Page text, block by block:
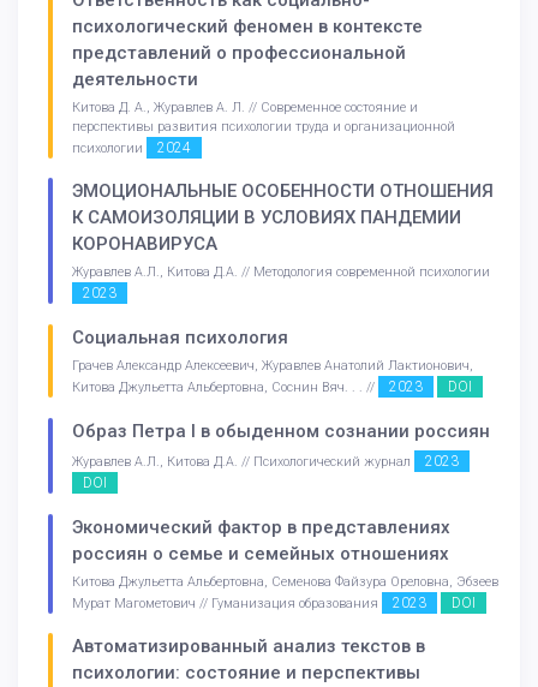
психологический феномен в контексте
представлений о профессиональной
деятельности
Китова Д. А., Журавлев А. Л. // Современное состояние и
перспективы развития психологии труда и организационной
психологии
2024
ЭМОЦИОНАЛЬНЫЕ ОСОБЕННОСТИ ОТНОШЕНИЯ
К САМОИЗОЛЯЦИИ В УСЛОВИЯХ ПАНДЕМИИ
КОРОНАВИРУСА
Журавлев А.Л., Китова Д.А. // Методология современной психологии
2023
Социальная психология
Грачев Александр Алексеевич, Журавлев Анатолий Лактионович,
Китова Джульетта Альбертовна, Соснин Вяч. . . //
2023 DOI
Образ Петра I в обыденном сознании россиян
Журавлев А.Л., Китова Д.А. // Психологический журнал
2023
DOI
Экономический фактор в представлениях
россиян о семье и семейных отношениях
Китова Джульетта Альбертовна, Семенова Файзура Ореловна, Эбзеев
Мурат Магометович // Гуманизация образования
2023 DOI
Автоматизированный анализ текстов в
психологии: состояние и перспективы